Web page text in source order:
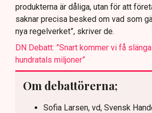
produkterna är dåliga, utan för att
saknar precisa besked om vad som
nya regelverket”, skriver de.
DN Debatt: ”Snart kommer vi få
hundratals miljoner”
Om debattörerna;
Sofia Larsen, vd, Svensk